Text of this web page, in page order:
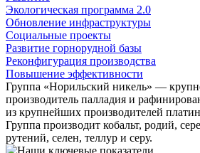
Экологическая программа 2.0
Обновление инфраструктуры
Социальные проекты
Развитие горнорудной базы
Реконфигурация производства
Повышение эффективности
Группа «Норильский никель» —
производитель палладия и
из крупнейших производителей
Группа производит кобальт, родий,
рутений, селен, теллур и серу.